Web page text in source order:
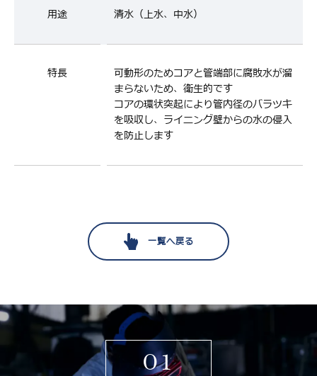
用途 清水（上水、中水）
特長
可動形のためコアと管端部に腐敗水が溜
まらないため、衛生的です
コアの環状突起により管内径のバラツキ
を吸収し、ライニング壁からの水の侵入
を防止します
一覧へ戻る
01